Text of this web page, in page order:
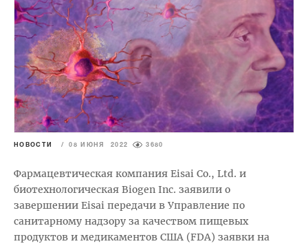
НОВОСТИ / 08 ИЮНЯ 2022 3680
Фармацевтическая компания Eisai Co., Ltd. и
биотехнологическая Biogen Inc. заявили о
завершении Eisai передачи в Управление по
санитарному надзору за качеством пищевых
продуктов и медикаментов США (FDA) заявки на